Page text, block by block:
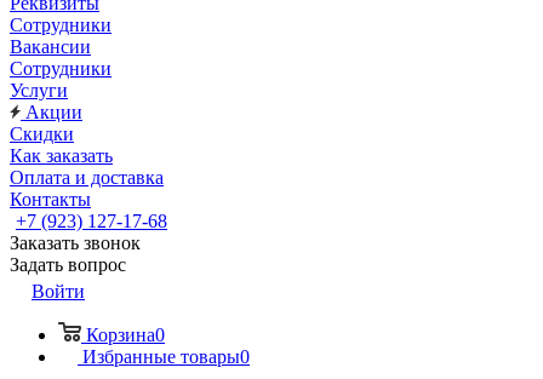
Сотрудники
Вакансии
Сотрудники
Услуги
Акции
Скидки
Как заказать
Оплата и доставка
Контакты
+7 (923) 127-17-68
Заказать звонок
Задать вопрос
Войти
Корзина0
Избранные товары0